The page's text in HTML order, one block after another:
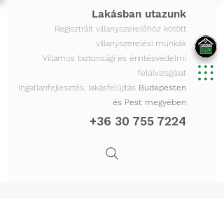
Lakásban utazunk
Regisztrált villanyszerelőhöz kötött
villanyszerelési munkák
Villamos biztonsági és érintésvédelmi
felülvizsgálat
Ingatlanfejlesztés, lakásfelújítás Budapesten
és Pest megyében
+36 30 755 7224